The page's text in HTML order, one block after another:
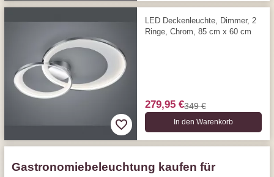
LED Deckenleuchte, Dimmer, 2
Ringe, Chrom, 85 cm x 60 cm
279,95 €349 €
In den Warenkorb
Gastronomiebeleuchtung kaufen für